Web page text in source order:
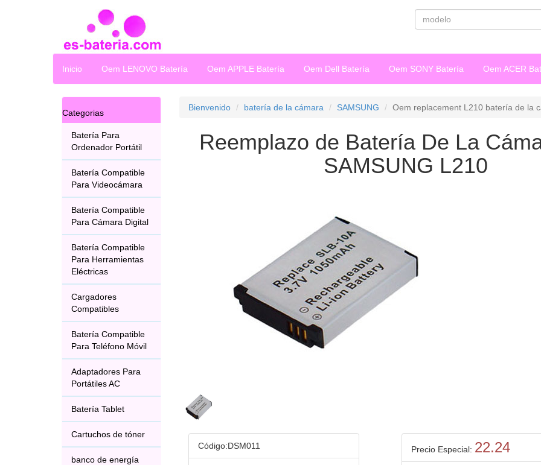
Inicio Oem LENOVO Batería Oem APPLE Batería Oem Dell Batería Oem SONY Batería Oem ACER
Categorias
Batería Para
Ordenador Portátil
Batería Compatible
Para Videocámara
Batería Compatible
Para Cámara Digital
Batería Compatible
Para Herramientas
Eléctricas
Cargadores
Compatibles
Batería Compatible
Para Teléfono Móvil
Adaptadores Para
Portátiles AC
Batería Tablet
Cartuchos de tóner
banco de energía
Bienvenido batería de la cámara SAMSUNG Oem replacement L210 batería de la
Reemplazo de Batería De La
SAMSUNG L210
Código:DSM011 Precio Especial: 22.24